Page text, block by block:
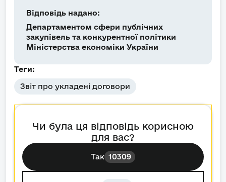
Відповідь надано:
Департаментом сфери публічних
закупівель та конкурентної політики
Міністерства економіки України
Теги:
Звіт про укладені договори
Чи була ця відповідь корисною
для вас?
Так 10309